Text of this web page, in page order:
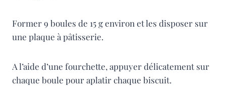
Former 9 boules de 15 g environ et les disposer sur
une plaque à pâtisserie.
A l’aide d’une fourchette, appuyer délicatement sur
chaque boule pour aplatir chaque biscuit.